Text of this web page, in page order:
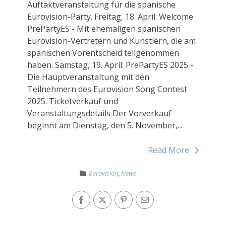
Auftaktveranstaltung für die spanische
Eurovision-Party. Freitag, 18. April: Welcome
PrePartyES - Mit ehemaligen spanischen
Eurovision-Vertretern und Künstlern, die am
spanischen Vorentscheid teilgenommen
haben. Samstag, 19. April: PrePartyES 2025 -
Die Hauptveranstaltung mit den
Teilnehmern des Eurovision Song Contest
2025. Ticketverkauf und
Veranstaltungsdetails Der Vorverkauf
beginnt am Dienstag, den 5. November,...
Read More
Eurovision, News